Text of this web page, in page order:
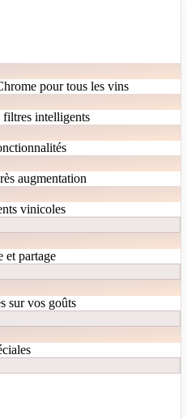
pour tous les vins
filtres intelligents
augmentation
vinicoles
et partage
sur vos goûts